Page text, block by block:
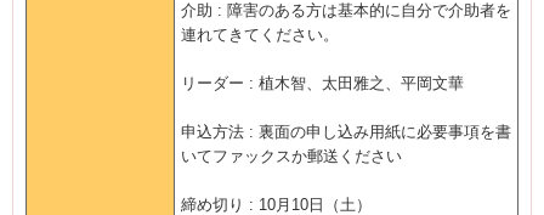
介助 : 障害のある方は基本的に自分で介助者を
連れてきてください。
リーダー : 植木智、太田雅之、平岡文華
申込方法 : 裏面の申し込み用紙に必要事項を書
いてファックスか郵送ください
締め切り : 10月10日（土）